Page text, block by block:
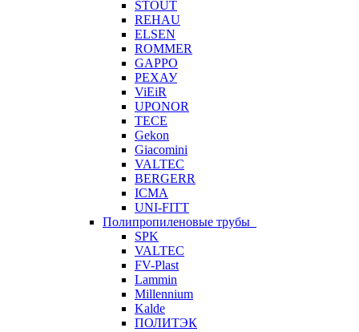
STOUT
REHAU
ELSEN
ROMMER
GAPPO
РЕХАУ
ViEiR
UPONOR
TECE
Gekon
Giacomini
VALTEC
BERGERR
ICMA
UNI-FITT
Полипропиленовые трубы
SPK
VALTEC
FV-Plast
Lammin
Millennium
Kalde
ПОЛИТЭК